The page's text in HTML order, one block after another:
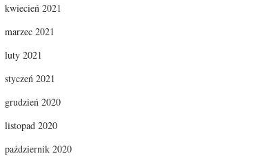
kwiecień 2021
marzec 2021
luty 2021
styczeń 2021
grudzień 2020
listopad 2020
październik 2020